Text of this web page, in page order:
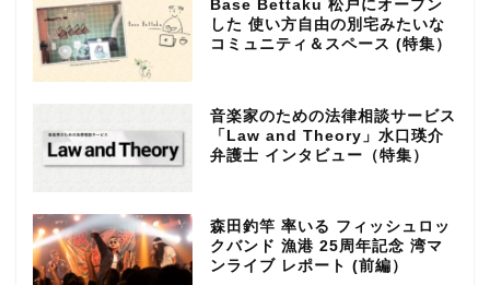
Base Bettaku 松戸にオープン
した 使い方自由の別宅みたいな
コミュニティ＆スペース (特集）
音楽家のための法律相談サービス
「Law and Theory」水口瑛介
弁護士 インタビュー（特集）
森田釣竿 率いる フィッシュロッ
クバンド 漁港 25周年記念 湾マ
ンライブ レポート (前編）